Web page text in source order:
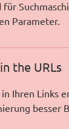
für
Parameter.
the URLs
Ihren Links
besser